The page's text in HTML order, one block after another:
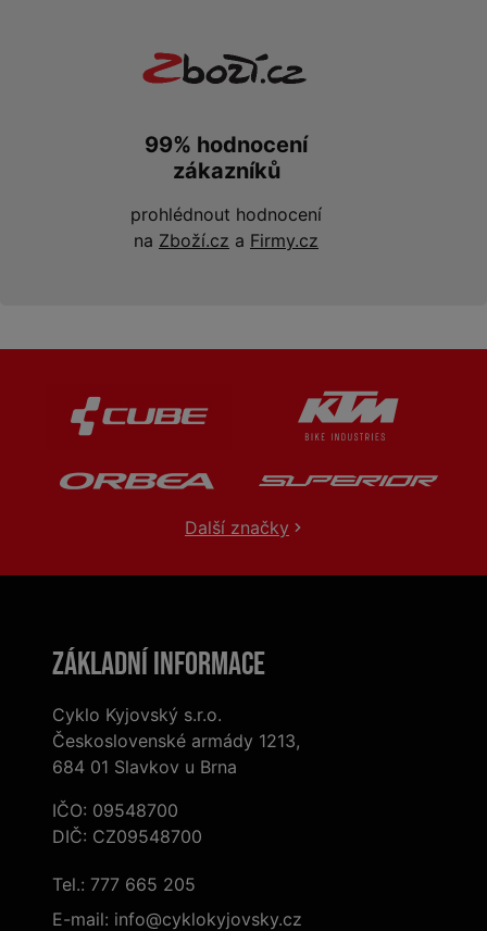
99% hodnocení
zákazníků
prohlédnout hodnocení
na Zboží.cz a Firmy.cz
Další značky
Základní informace
Cyklo Kyjovský s.r.o.
Československé armády 1213,
684 01 Slavkov u Brna
IČO: 09548700
DIČ: CZ09548700
Tel.: 777 665 205
E-mail: info@cyklokyjovsky.cz